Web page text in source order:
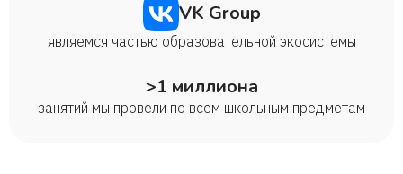
VK Group
являемся частью образовательной экосистемы
>1 миллиона
занятий мы провели по всем школьным предметам